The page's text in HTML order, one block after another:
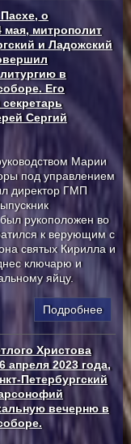
о
мая, митрополит
и Ладожский
в
Его
Сергий
Марии
под управлением
директор ГМП
рукоположен во
к верующим с
святых Кирилла и
ключарю и
яйцу.
Подробнее
Христова
апреля 2023 года,
Петербургский
вечерню в